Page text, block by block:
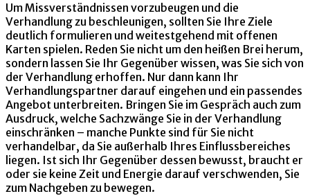
Um Missverständnissen vorzubeugen und die
Verhandlung zu beschleunigen, sollten Sie Ihre Ziele
deutlich formulieren und weitestgehend mit offenen
Karten spielen. Reden Sie nicht um den heißen Brei herum,
sondern lassen Sie Ihr Gegenüber wissen, was Sie sich von
der Verhandlung erhoffen. Nur dann kann Ihr
Verhandlungspartner darauf eingehen und ein passendes
Angebot unterbreiten. Bringen Sie im Gespräch auch zum
Ausdruck, welche Sachzwänge Sie in der Verhandlung
einschränken – manche Punkte sind für Sie nicht
verhandelbar, da Sie außerhalb Ihres Einflussbereiches
liegen. Ist sich Ihr Gegenüber dessen bewusst, braucht er
oder sie keine Zeit und Energie darauf verschwenden, Sie
zum Nachgeben zu bewegen.